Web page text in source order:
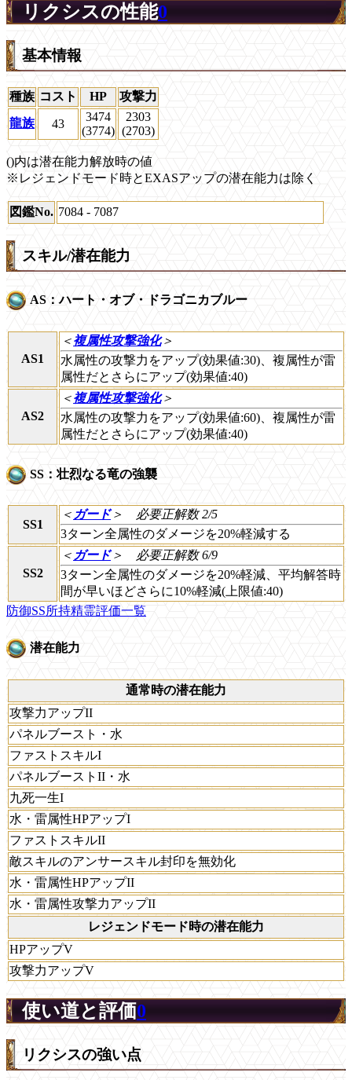
リクシスの性能0
基本情報
種族 コスト HP
攻撃力
龍族
43
3474
(3774)
2303
(2703)
()内は潜在能力解放時の値
※レジェンドモード時とEXASアップの潜在能力は除く
図鑑No. 7084 - 7087
スキル/潜在能力
AS：ハート・オブ・ドラゴニカブルー
AS1
＜複属性攻撃強化＞
水属性の攻撃力をアップ(効果値:30)、複属性が雷
属性だとさらにアップ(効果値:40)
AS2
＜複属性攻撃強化＞
水属性の攻撃力をアップ(効果値:60)、複属性が雷
属性だとさらにアップ(効果値:40)
SS：壮烈なる竜の強襲
SS1
＜ ガード＞
必要正解数 2/5
3ターン全属性のダメージを20%軽減する
SS2
＜ ガード＞
必要正解数 6/9
3ターン全属性のダメージを20%軽減、平均解答時
間が早いほどさらに10%軽減(上限値:40)
防御SS所持精霊評価一覧
潜在能力
通常時の潜在能力
攻撃力アップII
パネルブースト・水
ファストスキルI
パネルブーストII・水
九死一生I
水・雷属性HPアップI
ファストスキルII
敵スキルのアンサースキル封印を無効化
水・雷属性HPアップII
水・雷属性攻撃力アップII
レジェンドモード時の潜在能力
HPアップV
攻撃力アップV
使い道と評価0
リクシスの強い点